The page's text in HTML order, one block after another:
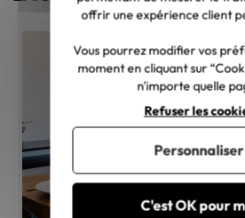
offrir une expérience client
Vous pourrez modifier vos
moment en cliquant sur
n'importe quelle
C'est OK pour
Refuser les
Personnaliser